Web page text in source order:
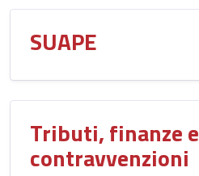
SUAPE
Tributi, finanze e
contravvenzioni